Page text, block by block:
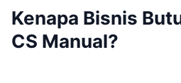
Kenapa Bisnis
CS Manual?